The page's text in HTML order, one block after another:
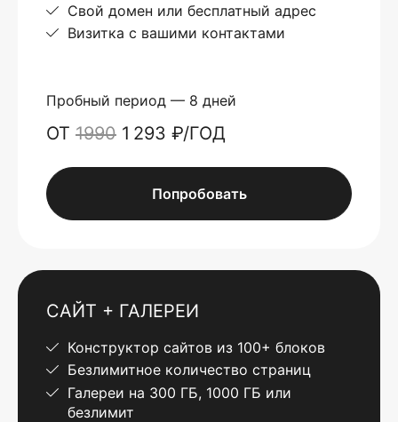
Свой домен или бесплатный адрес
Визитка с вашими контактами
Пробный период — 8 дней
ОТ 1990 1 293 ₽/ГОД
Попробовать
САЙТ + ГАЛЕРЕИ
Конструктор сайтов из 100+ блоков
Безлимитное количество страниц
Галереи на 300 ГБ, 1000 ГБ или
безлимит